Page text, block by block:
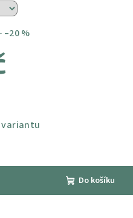
–20 %
Do košíku